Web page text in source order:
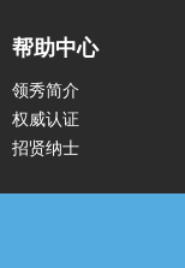
帮助中心
领秀简介
权威认证
招贤纳士